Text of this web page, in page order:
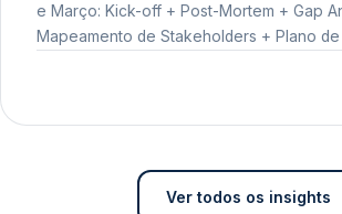
e Março: Kick-off + Post-Mortem + Gap
Mapeamento de Stakeholders + Plano
Ver todos os insights